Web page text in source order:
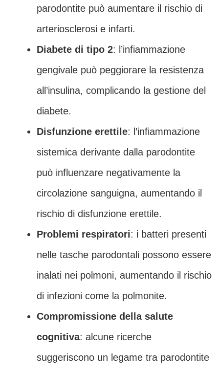
parodontite può aumentare il rischio di
arteriosclerosi e infarti.
Diabete di tipo 2: l’infiammazione
gengivale può peggiorare la resistenza
all’insulina, complicando la gestione del
diabete.
Disfunzione erettile: l’infiammazione
sistemica derivante dalla parodontite
può influenzare negativamente la
circolazione sanguigna, aumentando il
rischio di disfunzione erettile.
Problemi respiratori: i batteri presenti
nelle tasche parodontali possono essere
inalati nei polmoni, aumentando il rischio
di infezioni come la polmonite.
Compromissione della salute
cognitiva: alcune ricerche
suggeriscono un legame tra parodontite